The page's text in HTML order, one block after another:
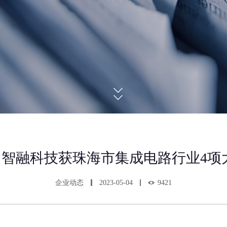
融科技获珠海市集成电路行业4项
企业动态 2023-05-04 9421